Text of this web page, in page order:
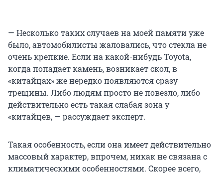
— Несколько таких случаев на моей памяти уже
было, автомобилисты жаловались, что стекла не
очень крепкие. Если на какой-нибудь Toyota,
когда попадает камень, возникает скол, в
«китайцах» же нередко появляются сразу
трещины. Либо людям просто не повезло, либо
действительно есть такая слабая зона у
«китайцев, — рассуждает эксперт.
Такая особенность, если она имеет действительно
массовый характер, впрочем, никак не связана с
климатическими особенностями. Скорее всего,